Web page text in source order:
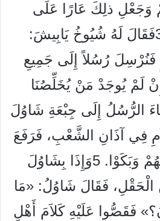
وَجَعْلِ ذلِكَ عَارًا عَلَى
جَمِيعِ إِسْرَائِيلَ». 3فَقَالَ لَهُ شُيُوخُ يَابِيشَ:
فَنُرْسِلَ رُسُلاً إِلَى جَمِيعِ
لَمْ يُوجَدْ مَنْ يُخَلِّصُنَا
إِلَيْكَ». 4فَجَاءَ الرُّسُلُ إِلَى جِبْعَةِ شَاوُلَ
فِي آذَانِ الشَّعْبِ، فَرَفَعَ
كُلُّ الشَّعْبِ أَصْوَاتَهُمْ وَبَكَوْا. 5وَإِذَا بِشَاوُلَ
الْحَقْلِ، فَقَالَ شَاوُلُ: «مَا
فَقَصُّوا عَلَيْهِ كَلاَمَ أَهْلِ